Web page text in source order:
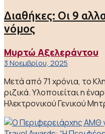
Διαθήκες: Οι 9
νόμος
Μυρτώ Αξελεράντου
3 Νοεμβρίου, 2025
Μετά από 71 χρόνια, το
ριζικά. Υλοποιείται η
Ηλεκτρονικού Γενικού